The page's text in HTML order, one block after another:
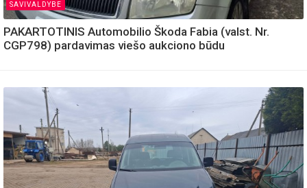
SAVIVALDYBE
PAKARTOTINIS Automobilio Škoda Fabia (valst. Nr.
CGP798) pardavimas viešo aukciono būdu